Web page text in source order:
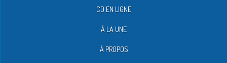
CD EN LIGNE
À LA UNE
À PROPOS